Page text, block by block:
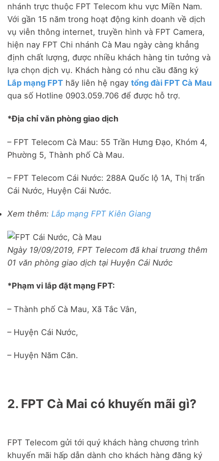
nhánh trực thuộc FPT Telecom khu vực Miền Nam.
Với gần 15 năm trong hoạt động kinh doanh về dịch
vụ viễn thông internet, truyền hình và FPT Camera,
hiện nay FPT Chi nhánh Cà Mau ngày càng khẳng
định chất lượng, được nhiều khách hàng tin tưởng và
lựa chọn dịch vụ. Khách hàng có nhu cầu đăng ký
Lắp mạng FPT hãy liên hệ ngay tổng đài FPT Cà Mau
qua số Hotline 0903.059.706 để được hỗ trợ.
*Địa chỉ văn phòng giao dịch
– FPT Telecom Cà Mau: 55 Trần Hưng Đạo, Khóm 4,
Phường 5, Thành phố Cà Mau.
– FPT Telecom Cái Nước: 288A Quốc lộ 1A, Thị trấn
Cái Nước, Huyện Cái Nước.
Xem thêm: Lắp mạng FPT Kiên Giang
Ngày 19/09/2019, FPT Telecom đã khai trương thêm
01 văn phòng giao dịch tại Huyện Cái Nước
*Phạm vi lắp đặt mạng FPT:
– Thành phố Cà Mau, Xã Tắc Vân,
– Huyện Cái Nước,
– Huyện Năm Căn.
2. FPT Cà Mai có khuyến mãi gì?
FPT Telecom gửi tới quý khách hàng chương trình
khuyến mãi hấp dẫn dành cho khách hàng đăng ký